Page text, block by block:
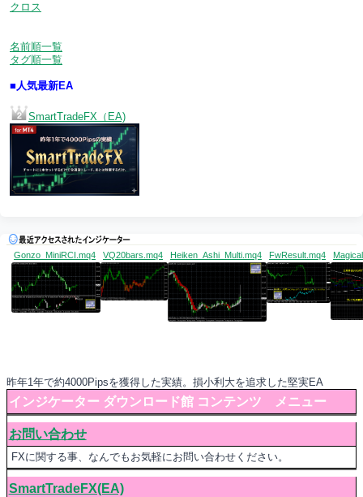
クロス
名前順一覧
タグ順一覧
■人気最新EA
SmartTradeFX（EA)
Gonzo_MiniRCI.mq4 VQ20bars.mq4 Heiken_Ashi_Multi.mq4 FwResult.mq4
昨年1年で約4000Pipsを獲得した実績。損小利大を追求した堅実EA
インジケーター ダウンロード館 コンテンツ メニュー
お問い合わせ
FXに関する事、なんでもお気軽にお問い合わせください。
SmartTradeFX(EA)